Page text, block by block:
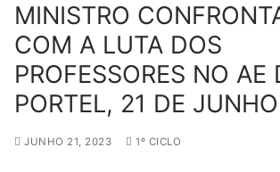
FENPROF CGTP-IN FRENTE COMUM
Search
MINISTRO
COM A LUTA DOS
PROFESSORES NO AE
PORTEL, 21 DE JUNHO
JUNHO 21, 2023 1º CICLO